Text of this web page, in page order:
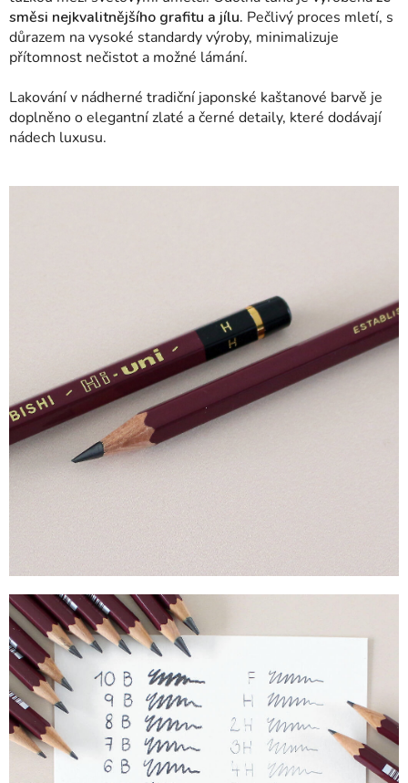
směsi nejkvalitnějšího grafitu a jílu. Pečlivý proces mletí, s
důrazem na vysoké standardy výroby, minimalizuje
přítomnost nečistot a možné lámání.
Lakování v nádherné tradiční japonské kaštanové barvě je
doplněno o elegantní zlaté a černé detaily, které dodávají
nádech luxusu.